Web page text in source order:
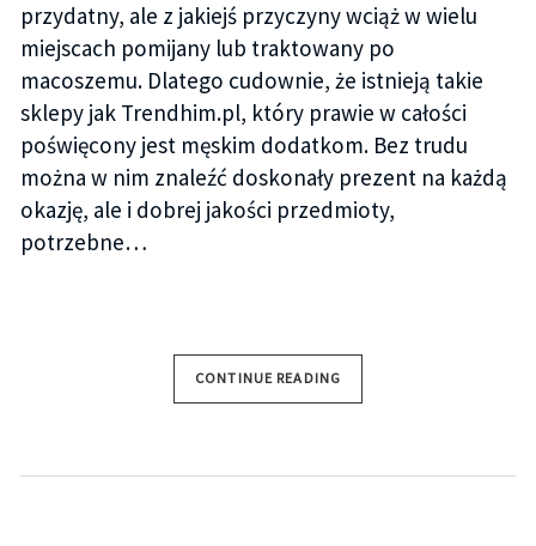
przydatny, ale z jakiejś przyczyny wciąż w wielu
miejscach pomijany lub traktowany po
macoszemu. Dlatego cudownie, że istnieją takie
sklepy jak Trendhim.pl, który prawie w całości
poświęcony jest męskim dodatkom. Bez trudu
można w nim znaleźć doskonały prezent na każdą
okazję, ale i dobrej jakości przedmioty,
potrzebne…
CONTINUE READING